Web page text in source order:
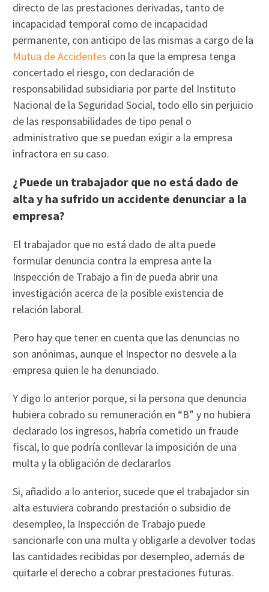
directo de las prestaciones derivadas, tanto de
incapacidad temporal como de incapacidad
permanente, con anticipo de las mismas a cargo de la
Mutua de Accidentes con la que la empresa tenga
concertado el riesgo, con declaración de
responsabilidad subsidiaria por parte del Instituto
Nacional de la Seguridad Social, todo ello sin perjuicio
de las responsabilidades de tipo penal o
administrativo que se puedan exigir a la empresa
infractora en su caso.
¿Puede un trabajador que no está dado de
alta y ha sufrido un accidente denunciar a la
empresa?
El trabajador que no está dado de alta puede
formular denuncia contra la empresa ante la
Inspección de Trabajo a fin de pueda abrir una
investigación acerca de la posible existencia de
relación laboral.
Pero hay que tener en cuenta que las denuncias no
son anónimas, aunque el Inspector no desvele a la
empresa quien le ha denunciado.
Y digo lo anterior porque, si la persona que denuncia
hubiera cobrado su remuneración en “B” y no hubiera
declarado los ingresos, habría cometido un fraude
fiscal, lo que podría conllevar la imposición de una
multa y la obligación de declararlos
Si, añadido a lo anterior, sucede que el trabajador sin
alta estuviera cobrando prestación o subsidio de
desempleo, la Inspección de Trabajo puede
sancionarle con una multa y obligarle a devolver todas
las cantidades recibidas por desempleo, además de
quitarle el derecho a cobrar prestaciones futuras.